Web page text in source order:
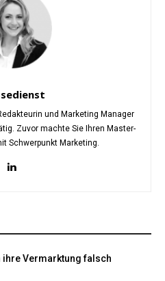
und Marketing Manager
Zuvor machte Sie Ihren Master-
Schwerpunkt Marketing.
ihre Vermarktung falsch